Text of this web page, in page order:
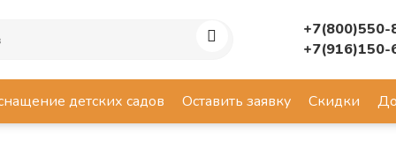
+7(800)550-
+7(916)150-
детских садов Оставить заявку Скидки